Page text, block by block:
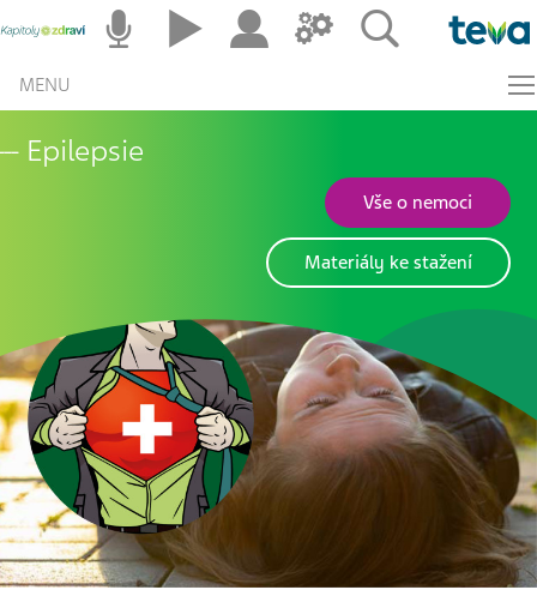
MENU
Epilepsie
Vše o nemoci
Materiály ke stažení